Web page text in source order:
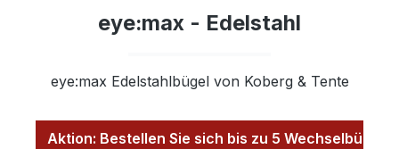
eye:max - Edelstahl
eye:max Edelstahlbügel von Koberg & Tente
Aktion: Bestellen Sie sich bis zu 5 Wechselbügel